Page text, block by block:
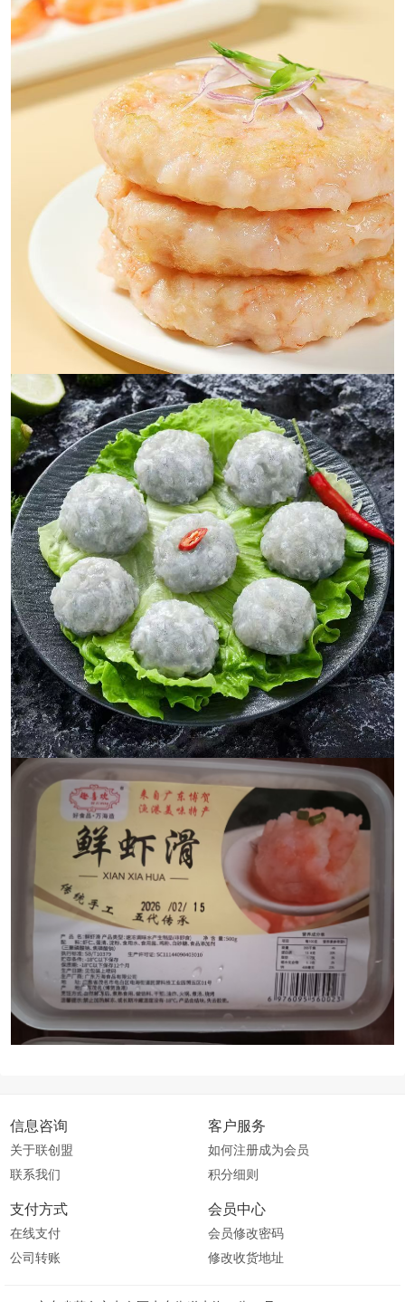
信息咨询
关于联创盟
联系我们
客户服务
如何注册成为会员
积分细则
支付方式
在线支付
公司转账
会员中心
会员修改密码
修改收货地址